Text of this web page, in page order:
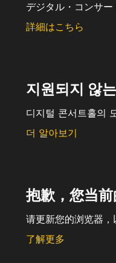
デジタル・コンサ
詳細はこちら
지원되지 않
디지털 콘서트홀의
더 알아보기
抱歉，您当
请更新您的浏览器，
了解更多